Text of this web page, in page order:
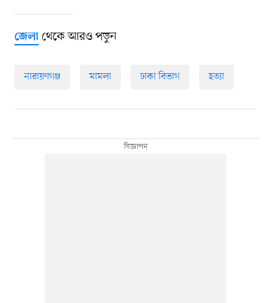
জেলাথেকে আরও পড়ুন
নারায়ণগঞ্জ মামলা ঢাকা বিভাগ হত্যা